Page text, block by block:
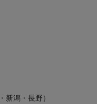
新潟・長野）